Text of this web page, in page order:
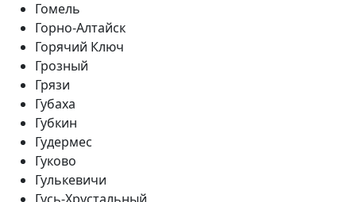
Гомель
Горно-Алтайск
Горячий Ключ
Грозный
Грязи
Губаха
Губкин
Гудермес
Гуково
Гулькевичи